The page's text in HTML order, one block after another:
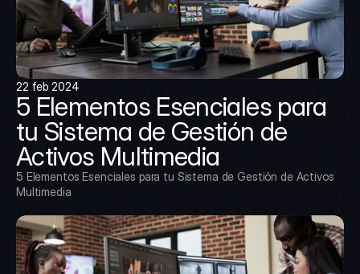
22 feb 2024
5 Elementos Esenciales para
tu Sistema de Gestión de
Activos Multimedia
5 Elementos Esenciales para tu Sistema de Gestión de Activos
Multimedia